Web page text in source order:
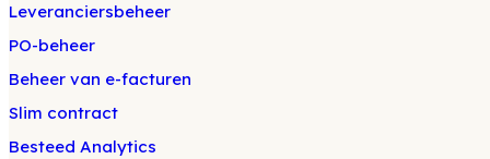
Leveranciersbeheer
PO-beheer
Beheer van e-facturen
Slim contract
Besteed Analytics